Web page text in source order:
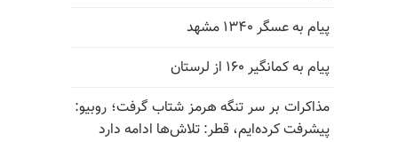
پیام به عسگر ۱۳۴۰ مشهد
پیام به کمانگیر ۱۶۰ از لرستان
مذاکرات بر سر تنگه هرمز شتاب گرفت؛ روبیو:
پیشرفت کرده‌ایم، قطر: تلاش‌ها ادامه دارد